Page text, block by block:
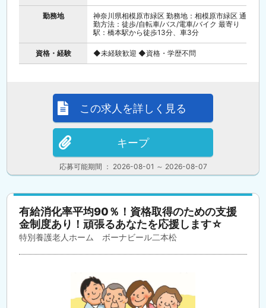
勤務地
神奈川県相模原市緑区 勤務地：相模原市緑区 通
勤方法：徒歩/自転車/バス/電車/バイク 最寄り
駅：橋本駅から徒歩13分、車3分
資格・経験 ◆未経験歓迎 ◆資格・学歴不問
応募可能期間 ： 2026-08-01 ～ 2026-08-07
この求人を詳しく見る
キープ
有給消化率平均90％！資格取得のための支援
金制度あり！頑張るあなたを応援します☆
特別養護老人ホーム ボーナビール二本松